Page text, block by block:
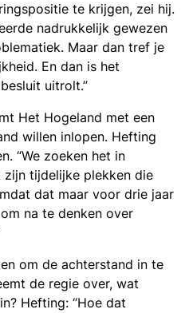
te krijgen, zei hij.
nadrukkelijk gewezen
Maar dan tref je
En dan is het
uitrolt.”
Het Hogeland met een
willen inlopen. Hefting
“We zoeken het in
tijdelijke plekken die
dat maar voor drie jaar
na te denken over
om de achterstand in te
de regie over, wat
Hefting: “Hoe dat